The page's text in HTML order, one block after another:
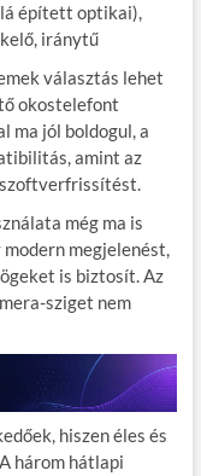
épített optikai),
iránytű
választás lehet
okostelefont
ma jól boldogul, a
amint az
még ma is
megjelenést,
is biztosít. Az
sziget nem
hiszen éles és
három hátlapi